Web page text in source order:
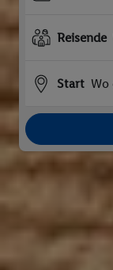
Reisende
Start Wo